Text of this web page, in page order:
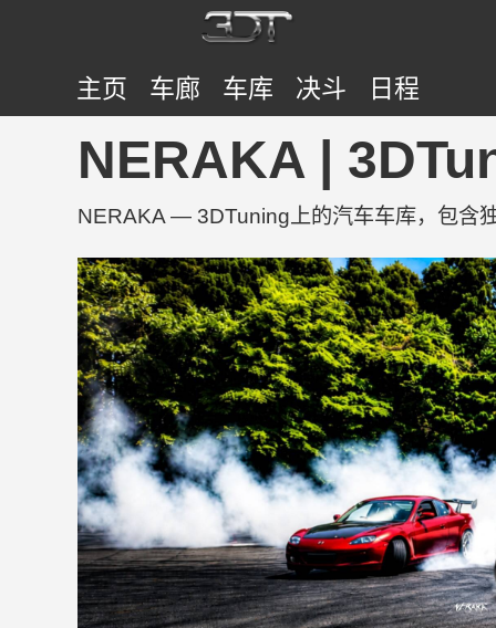
主页 车廊 车库 决斗 日程
NERAKA |
NERAKA — 3DTuning上的汽车车库，包含